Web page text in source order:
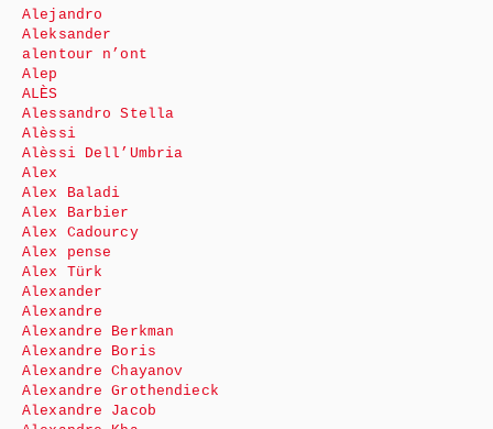
Alejandro
Aleksander
alentour n’ont
Alep
ALÈS
Alessandro Stella
Alèssi
Alèssi Dell’Umbria
Alex
Alex Baladi
Alex Barbier
Alex Cadourcy
Alex pense
Alex Türk
Alexander
Alexandre
Alexandre Berkman
Alexandre Boris
Alexandre Chayanov
Alexandre Grothendieck
Alexandre Jacob